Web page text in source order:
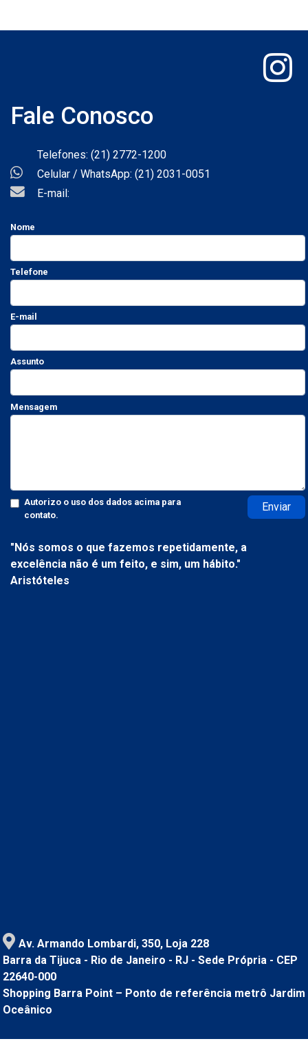
Fale Conosco
Telefones: (21) 2772-1200
Celular / WhatsApp: (21) 2031-0051
E-mail:
Nome
Telefone
E-mail
Assunto
Mensagem
Autorizo o uso dos dados acima para
contato.
Enviar
"Nós somos o que fazemos repetidamente, a
excelência não é um feito, e sim, um hábito."
Aristóteles
Av. Armando Lombardi, 350, Loja 228
Barra da Tijuca - Rio de Janeiro - RJ - Sede Própria - CEP
22640-000
Shopping Barra Point – Ponto de referência metrô Jardim
Oceânico